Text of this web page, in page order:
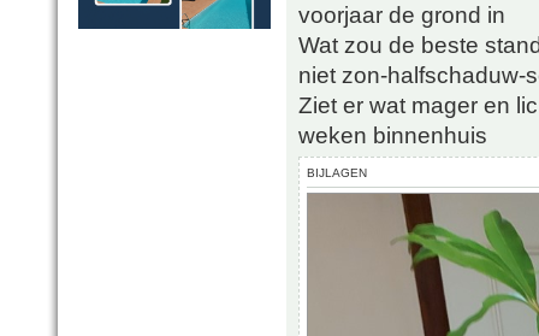
voorjaar de grond in
Wat zou de beste
niet zon-halfschaduw-
Ziet er wat mager en
weken binnenhuis
BIJLAGEN